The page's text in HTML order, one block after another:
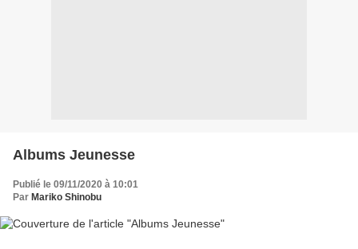
Albums Jeunesse
Publié le 09/11/2020 à 10:01
Par Mariko Shinobu